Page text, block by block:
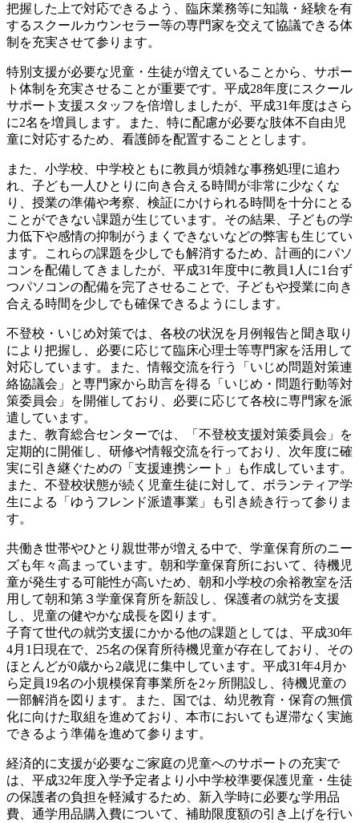
把握した上で対応できるよう、臨床業務等に知識・経験を有
するスクールカウンセラー等の専門家を交えて協議できる体
制を充実させて参ります。
特別支援が必要な児童・生徒が増えていることから、サポー
ト体制を充実させることが重要です。平成28年度にスクール
サポート支援スタッフを倍増しましたが、平成31年度はさら
に2名を増員します。また、特に配慮が必要な肢体不自由児
童に対応するため、看護師を配置することとします。
また、小学校、中学校ともに教員が煩雑な事務処理に追わ
れ、子ども一人ひとりに向き合える時間が非常に少なくな
り、授業の準備や考察、検証にかけられる時間を十分にとる
ことができない課題が生じています。その結果、子どもの学
力低下や感情の抑制がうまくできないなどの弊害も生じてい
ます。これらの課題を少しでも解消するため、計画的にパソ
コンを配備してきましたが、平成31年度中に教員1人に1台ず
つパソコンの配備を完了させることで、子どもや授業に向き
合える時間を少しでも確保できるようにします。
不登校・いじめ対策では、各校の状況を月例報告と聞き取り
により把握し、必要に応じて臨床心理士等専門家を活用して
対応しています。また、情報交流を行う「いじめ問題対策連
絡協議会」と専門家から助言を得る「いじめ・問題行動等対
策委員会」を開催しており、必要に応じて各校に専門家を派
遣しています。
また、教育総合センターでは、「不登校支援対策委員会」を
定期的に開催し、研修や情報交流を行っており、次年度に確
実に引き継ぐための「支援連携シート」も作成しています。
また、不登校状態が続く児童生徒に対して、ボランティア学
生による「ゆうフレンド派遣事業」も引き続き行って参りま
す。
共働き世帯やひとり親世帯が増える中で、学童保育所のニー
ズも年々高まっています。朝和学童保育所において、待機児
童が発生する可能性が高いため、朝和小学校の余裕教室を活
用して朝和第３学童保育所を新設し、保護者の就労を支援
し、児童の健やかな成長を図ります。
子育て世代の就労支援にかかる他の課題としては、平成30年
4月1日現在で、25名の保育所待機児童が存在しており、その
ほとんどが0歳から2歳児に集中しています。平成31年4月か
ら定員19名の小規模保育事業所を2ヶ所開設し、待機児童の
一部解消を図ります。また、国では、幼児教育・保育の無償
化に向けた取組を進めており、本市においても遅滞なく実施
できるよう準備を進めて参ります。
経済的に支援が必要なご家庭の児童へのサポートの充実で
は、平成32年度入学予定者より小中学校準要保護児童・生徒
の保護者の負担を軽減するため、新入学時に必要な学用品
費、通学用品購入費について、補助限度額の引き上げを行い